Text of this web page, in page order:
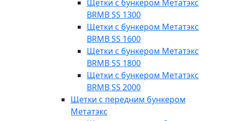
Щетки с бункером Метатэкс
BRMB SS 1300
Щетки с бункером Метатэкс
BRMB SS 1600
Щетки с бункером Метатэкс
BRMB SS 1800
Щетки с бункером Метатэкс
BRMB SS 2000
Щетки с передним бункером
Метатэкс